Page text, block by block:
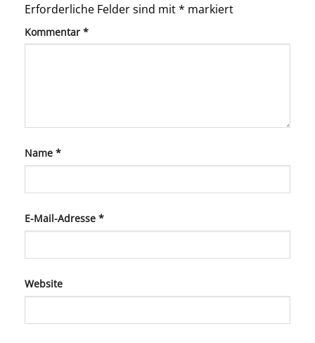
Erforderliche Felder sind mit* markiert
Kommentar *
Name *
E-Mail-Adresse *
Website